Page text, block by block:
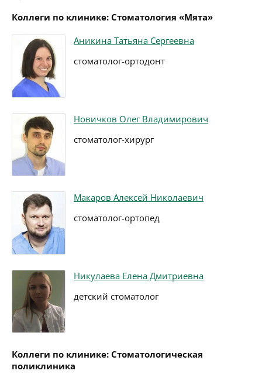
Коллеги по клинике: Стоматология «Мята»
Аникина Татьяна Сергеевна
стоматолог-ортодонт
Новичков Олег Владимирович
стоматолог-хирург
Макаров Алексей Николаевич
стоматолог-ортопед
Никулаева Елена Дмитриевна
детский стоматолог
Коллеги по клинике: Стоматологическая
поликлиника